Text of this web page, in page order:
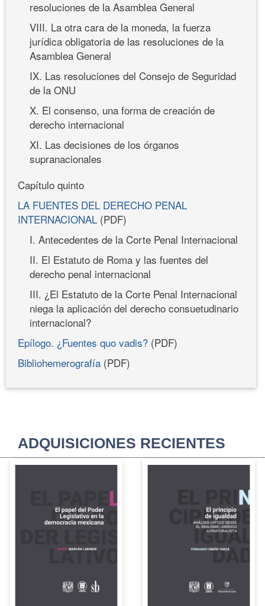
resoluciones de la Asamblea General
VIII. La otra cara de la moneda, la fuerza
jurídica obligatoria de las resoluciones de la
Asamblea General
IX. Las resoluciones del Consejo de Seguridad
de la ONU
X. El consenso, una forma de creación de
derecho internacional
XI. Las decisiones de los órganos
supranacionales
Capítulo quinto
LA FUENTES DEL DERECHO PENAL
INTERNACIONAL (PDF)
I. Antecedentes de la Corte Penal Internacional
II. El Estatuto de Roma y las fuentes del
derecho penal internacional
III. ¿El Estatuto de la Corte Penal Internacional
niega la aplicación del derecho consuetudinario
internacional?
Epílogo. ¿Fuentes quo vadis? (PDF)
Bibliohemerografía (PDF)
ADQUISICIONES RECIENTES